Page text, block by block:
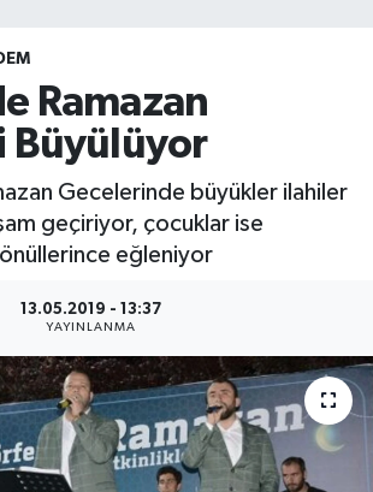
Ramazan
Büyülüyor
Gecelerinde büyükler ilahiler
geçiriyor, çocuklar ise
eğleniyor
13.05.2019 - 13:37
YAYINLANMA